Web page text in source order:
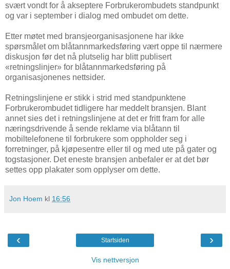
svært vondt for å akseptere Forbrukerombudets standpunkt
og var i september i dialog med ombudet om dette.
Etter møtet med bransjeorganisasjonene har ikke
spørsmålet om blåtannmarkedsføring vært oppe til nærmere
diskusjon før det nå plutselig har blitt publisert
«retningslinjer» for blåtannmarkedsføring på
organisasjonenes nettsider.
Retningslinjene er stikk i strid med standpunktene
Forbrukerombudet tidligere har meddelt bransjen. Blant
annet sies det i retningslinjene at det er fritt fram for alle
næringsdrivende å sende reklame via blåtann til
mobiltelefonene til forbrukere som oppholder seg i
forretninger, på kjøpesentre eller til og med ute på gater og
togstasjoner. Det eneste bransjen anbefaler er at det bør
settes opp plakater som opplyser om dette.
Jon Hoem kl 16:56
‹ ›
Startsiden
Vis nettversjon